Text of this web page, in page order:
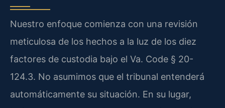
Nuestro enfoque comienza con una revisión
meticulosa de los hechos a la luz de los diez
factores de custodia bajo el Va. Code § 20-
124.3. No asumimos que el tribunal entenderá
automáticamente su situación. En su lugar,